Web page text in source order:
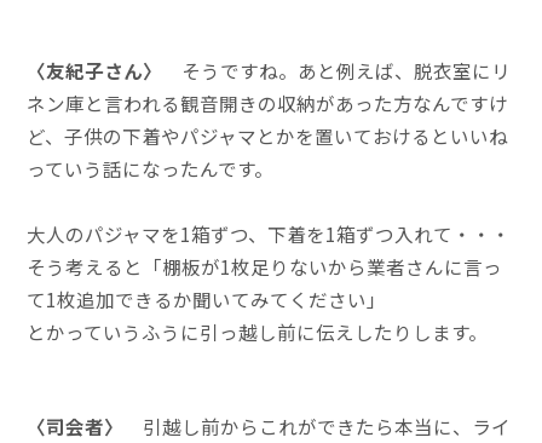
〈友紀子さん〉 そうですね。あと例えば、脱衣室にリ
ネン庫と言われる観音開きの収納があった方なんですけ
ど、子供の下着やパジャマとかを置いておけるといいね
っていう話になったんです。
大人のパジャマを1箱ずつ、下着を1箱ずつ入れて・・・
そう考えると「棚板が1枚足りないから業者さんに言っ
て1枚追加できるか聞いてみてください」
とかっていうふうに引っ越し前に伝えしたりします。
〈司会者〉
引越し前からこれができたら本当に、ライ